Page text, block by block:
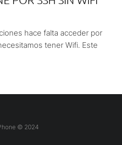
hace falta acceder por
tener Wifi. Este
© 2024